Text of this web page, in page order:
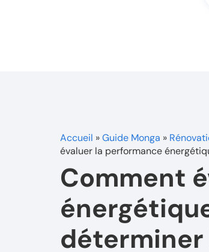
Accueil »Guide Monga »
évaluer la performance
Comment
déterminer